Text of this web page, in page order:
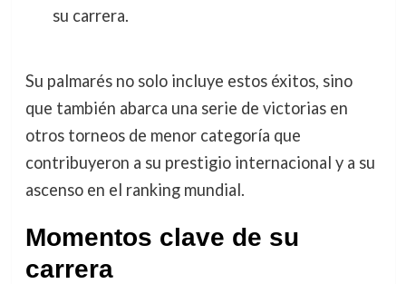
su carrera.
Su palmarés no solo incluye estos éxitos, sino
que también abarca una serie de victorias en
otros torneos de menor categoría que
contribuyeron a su prestigio internacional y a su
ascenso en el ranking mundial.
Momentos clave de su
carrera